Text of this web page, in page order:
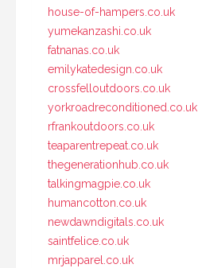
house-of-hampers.co.uk
yumekanzashi.co.uk
fatnanas.co.uk
emilykatedesign.co.uk
crossfelloutdoors.co.uk
yorkroadreconditioned.co.uk
rfrankoutdoors.co.uk
teaparentrepeat.co.uk
thegenerationhub.co.uk
talkingmagpie.co.uk
humancotton.co.uk
newdawndigitals.co.uk
saintfelice.co.uk
mrjapparel.co.uk